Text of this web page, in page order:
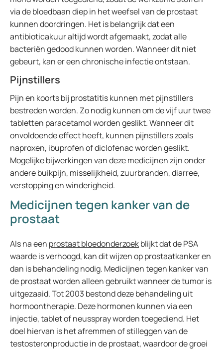
via de bloedbaan diep in het weefsel van de prostaat
kunnen doordringen. Het is belangrijk dat een
antibioticakuur altijd wordt afgemaakt, zodat alle
bacteriën gedood kunnen worden. Wanneer dit niet
gebeurt, kan er een chronische infectie ontstaan.
Pijnstillers
Pijn en koorts bij prostatitis kunnen met pijnstillers
bestreden worden. Zo nodig kunnen om de vijf uur twee
tabletten paracetamol worden geslikt. Wanneer dit
onvoldoende effect heeft, kunnen pijnstillers zoals
naproxen, ibuprofen of diclofenac worden geslikt.
Mogelijke bijwerkingen van deze medicijnen zijn onder
andere buikpijn, misselijkheid, zuurbranden, diarree,
verstopping en winderigheid.
Medicijnen tegen kanker van de
prostaat
Als na een prostaat bloedonderzoekblijkt dat de PSA
waarde is verhoogd, kan dit wijzen op prostaatkanker en
dan is behandeling nodig. Medicijnen tegen kanker van
de prostaat worden alleen gebruikt wanneer de tumor is
uitgezaaid. Tot 2003 bestond deze behandeling uit
hormoontherapie. Deze hormonen kunnen via een
injectie, tablet of neusspray worden toegediend. Het
doel hiervan is het afremmen of stilleggen van de
testosteronproductie in de prostaat, waardoor de groei